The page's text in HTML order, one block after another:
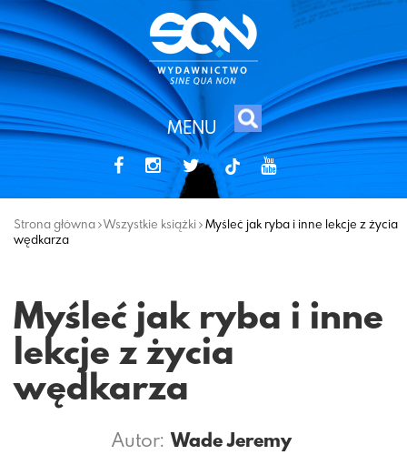
MENU
tiktok
Strona główna Wszystkie książki Myśleć jak ryba i inne lekcje z życia
wędkarza
Myśleć jak ryba i inne
lekcje z życia
wędkarza
Autor: Wade Jeremy